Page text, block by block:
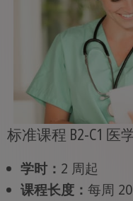
标准课程 B2-C1 医
学时： 2 周起
课程长度： 每周